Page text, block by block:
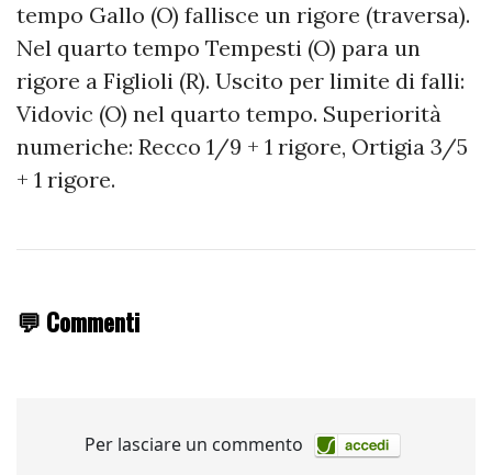
tempo Gallo (O) fallisce un rigore (traversa).
Nel quarto tempo Tempesti (O) para un
rigore a Figlioli (R). Uscito per limite di falli:
Vidovic (O) nel quarto tempo. Superiorità
numeriche: Recco 1/9 + 1 rigore, Ortigia 3/5
+ 1 rigore.
💬 Commenti